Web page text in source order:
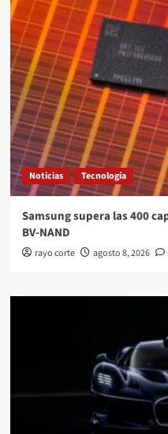
Noticias Tecnología
Samsung supera las 400
BV-NAND
rayo corte agosto 8, 2026